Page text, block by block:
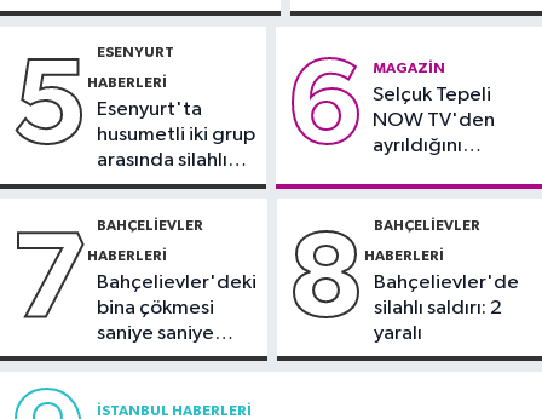
komisyonda
yoğun bakımda
kaza: Sürücü
5 ESENYURT
HABERLERI
Esenyurt'ta
husumetli iki grup
arasında silahlı
kavga
6 MAGAZIN
Selçuk Tepeli
NOW TV'den
ayrıldığını
7 BAHÇELIEVLER
HABERLERI
Bahçelievler'deki
bina çökmesi
saniye saniye
görüntülendi
8 BAHÇELIEVLER
HABERLERI
Bahçelievler'de
silahlı saldırı: 2
yaralı
İSTANBUL HABERLERI